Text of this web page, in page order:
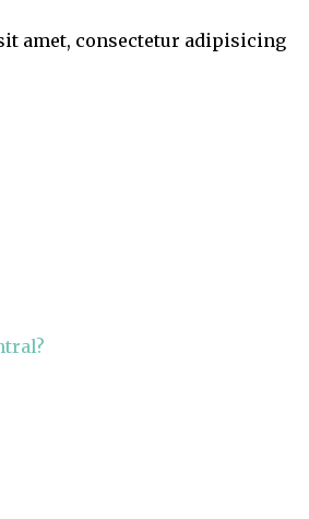
amet, consectetur adipisicing